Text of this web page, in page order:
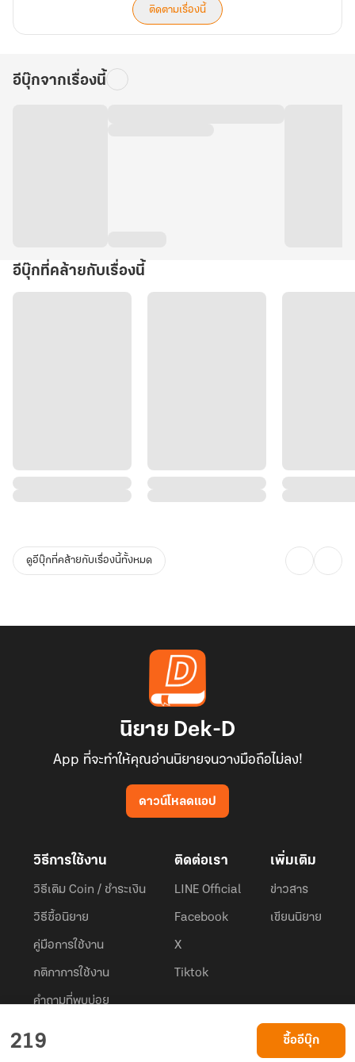
219 ซื้ออีบุ๊ก
ติดตามเรื่องนี้
อีบุ๊กจากเรื่องนี้
อีบุ๊กที่คล้ายกับเรื่องนี้
ดูอีบุ๊กที่คล้ายกับเรื่องนี้ทั้งหมด
นิยาย Dek-D
App ที่จะทำให้คุณอ่านนิยายจนวางมือถือไม่ลง!
ดาวน์โหลดแอป
วิธีการใช้งาน
วิธีเติม Coin / ชำระเงิน
วิธีซื้อนิยาย
คู่มือการใช้งาน
กติกาการใช้งาน
คำถามที่พบบ่อย
ติดต่อเรา
LINE Official
Facebook
X
Tiktok
เพิ่มเติม
ข่าวสาร
เขียนนิยาย
© 2026 Privacy Policy
Dek-D.com ใช้คุกกี้เพื่อพัฒนาประสบการณ์ของ ผู้ใช้ให้ดียิ่งขึ้น
เรียนรู้เพิ่มเติมที่นี่
ยอมรับ